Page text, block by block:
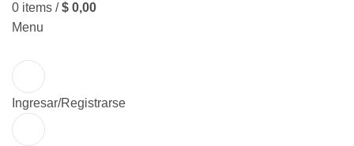
0 items / $ 0,00
Menu
Ingresar/Registrarse